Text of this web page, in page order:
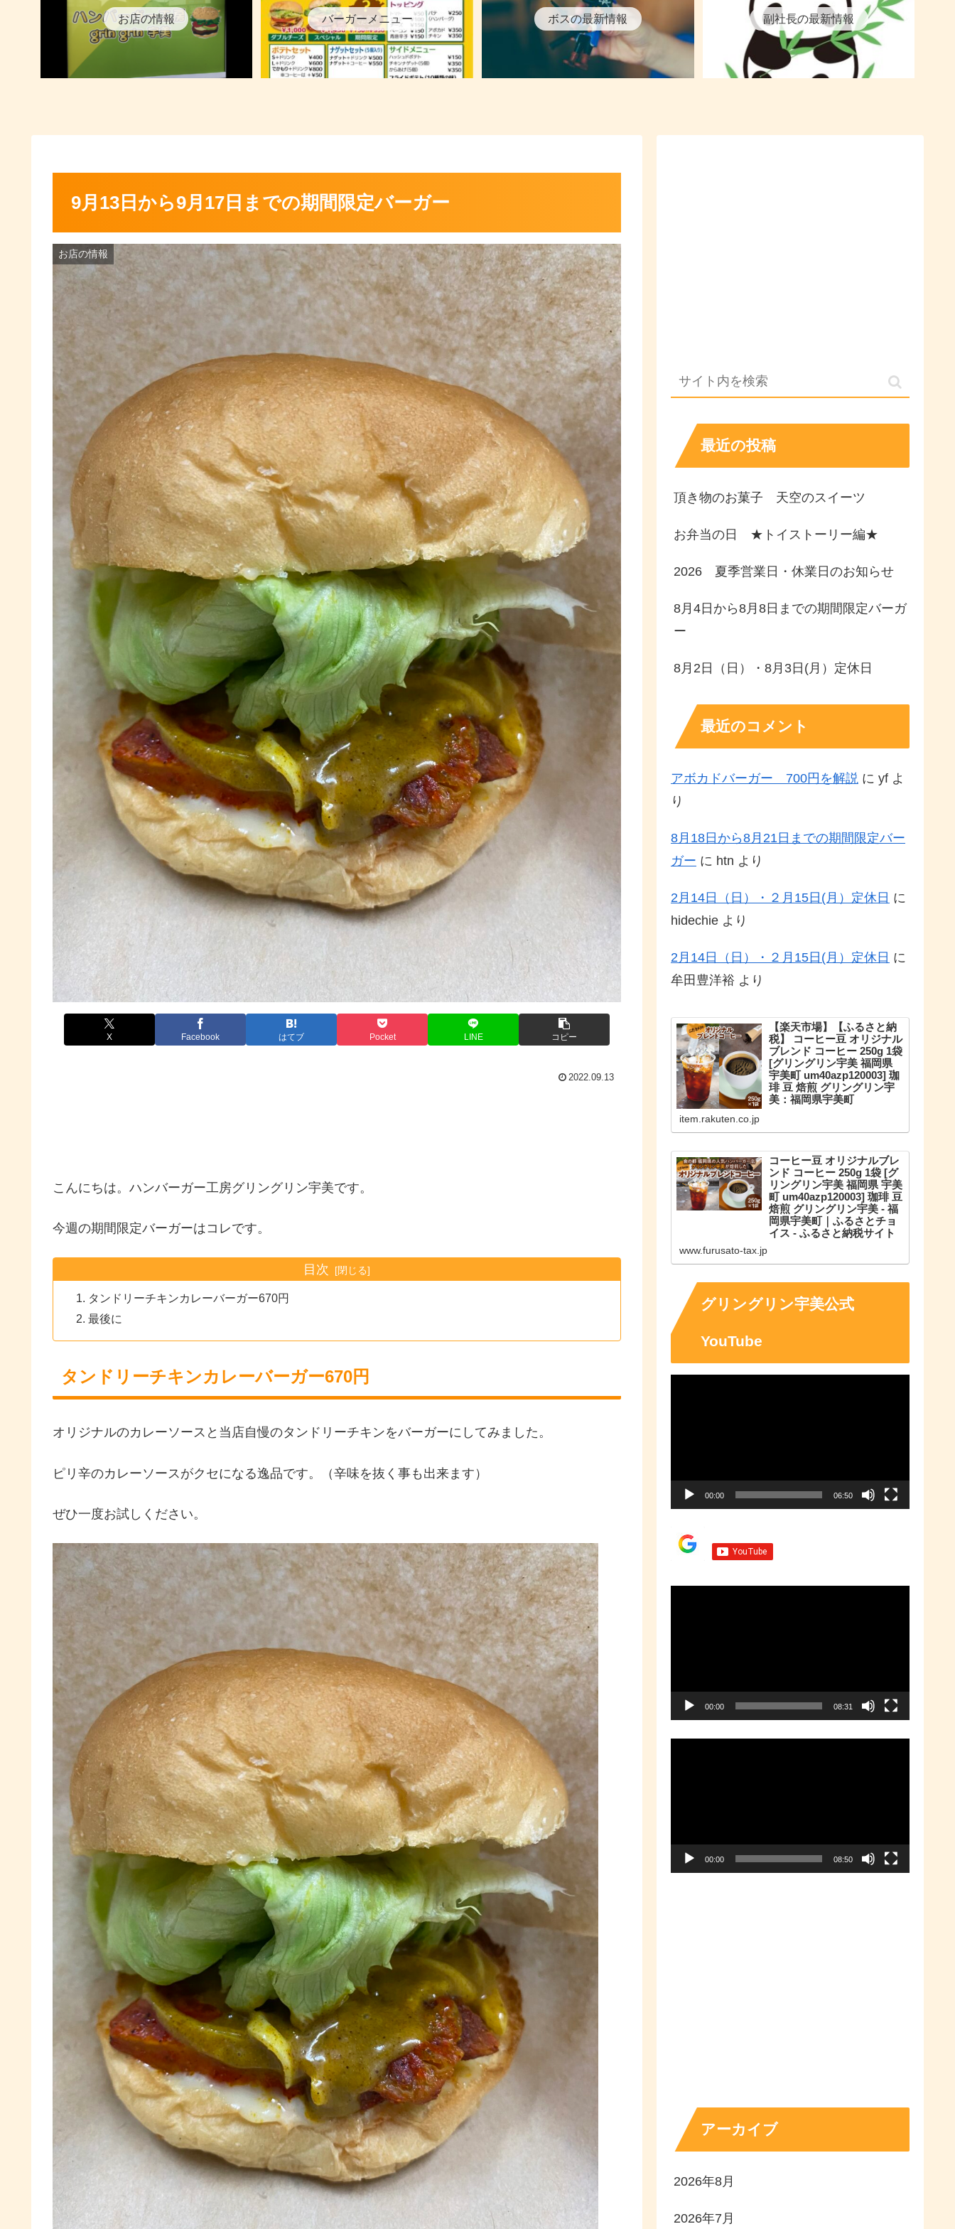
お店の情報 バーガーメニュー ボスの最新情報 副社長の最新情報
9月13日から9月17日までの期間限定バーガー
お店の情報
X Facebook はてブ Pocket LINE コピー
2022.09.13
こんにちは。ハンバーガー工房グリングリン宇美です。
今週の期間限定バーガーはコレです。
目次
タンドリーチキンカレーバーガー670円
最後に
タンドリーチキンカレーバーガー670円
オリジナルのカレーソースと当店自慢のタンドリーチキンをバーガーにしてみました。
ピリ辛のカレーソースがクセになる逸品です。（辛味を抜く事も出来ます）
ぜひ一度お試しください。
最近の投稿
頂き物のお菓子 天空のスイーツ
お弁当の日 ★トイストーリー編★
2026 夏季営業日・休業日のお知らせ
8月4日から8月8日までの期間限定バーガ
ー
8月2日（日）・8月3日(月）定休日
最近のコメント
アボカドバーガー 700円を解説 に yf よ
り
8月18日から8月21日までの期間限定バー
ガー に htn より
2月14日（日）・２月15日(月）定休日 に
hidechie より
2月14日（日）・２月15日(月）定休日 に
牟田豊洋裕 より
【楽天市場】【ふるさと納
税】 コーヒー豆 オリジナル
ブレンド コーヒー 250g 1袋
[グリングリン宇美 福岡県
宇美町 um40azp120003] 珈
琲 豆 焙煎 グリングリン宇
美：福岡県宇美町
ジナルブレンド コーヒー 250g 1袋
item.rakuten.co.jp
コーヒー豆 オリジナルブレ
ンド コーヒー 250g 1袋 [グ
リングリン宇美 福岡県 宇美
町 um40azp120003] 珈琲 豆
焙煎 グリングリン宇美 - 福
岡県宇美町｜ふるさとチョ
イス - ふるさと納税サイト
満載のふるさと納税No.1サイト
の魅力を知ったうえで、あなたが
応援したい地域に簡単・便利にふ
るさと納税で寄付ができます。
www.furusato-tax.jp
グリングリン宇美公式
YouTube
00:00 06:50
00:00 08:31
00:00 08:50
アーカイブ
2026年8月
2026年7月